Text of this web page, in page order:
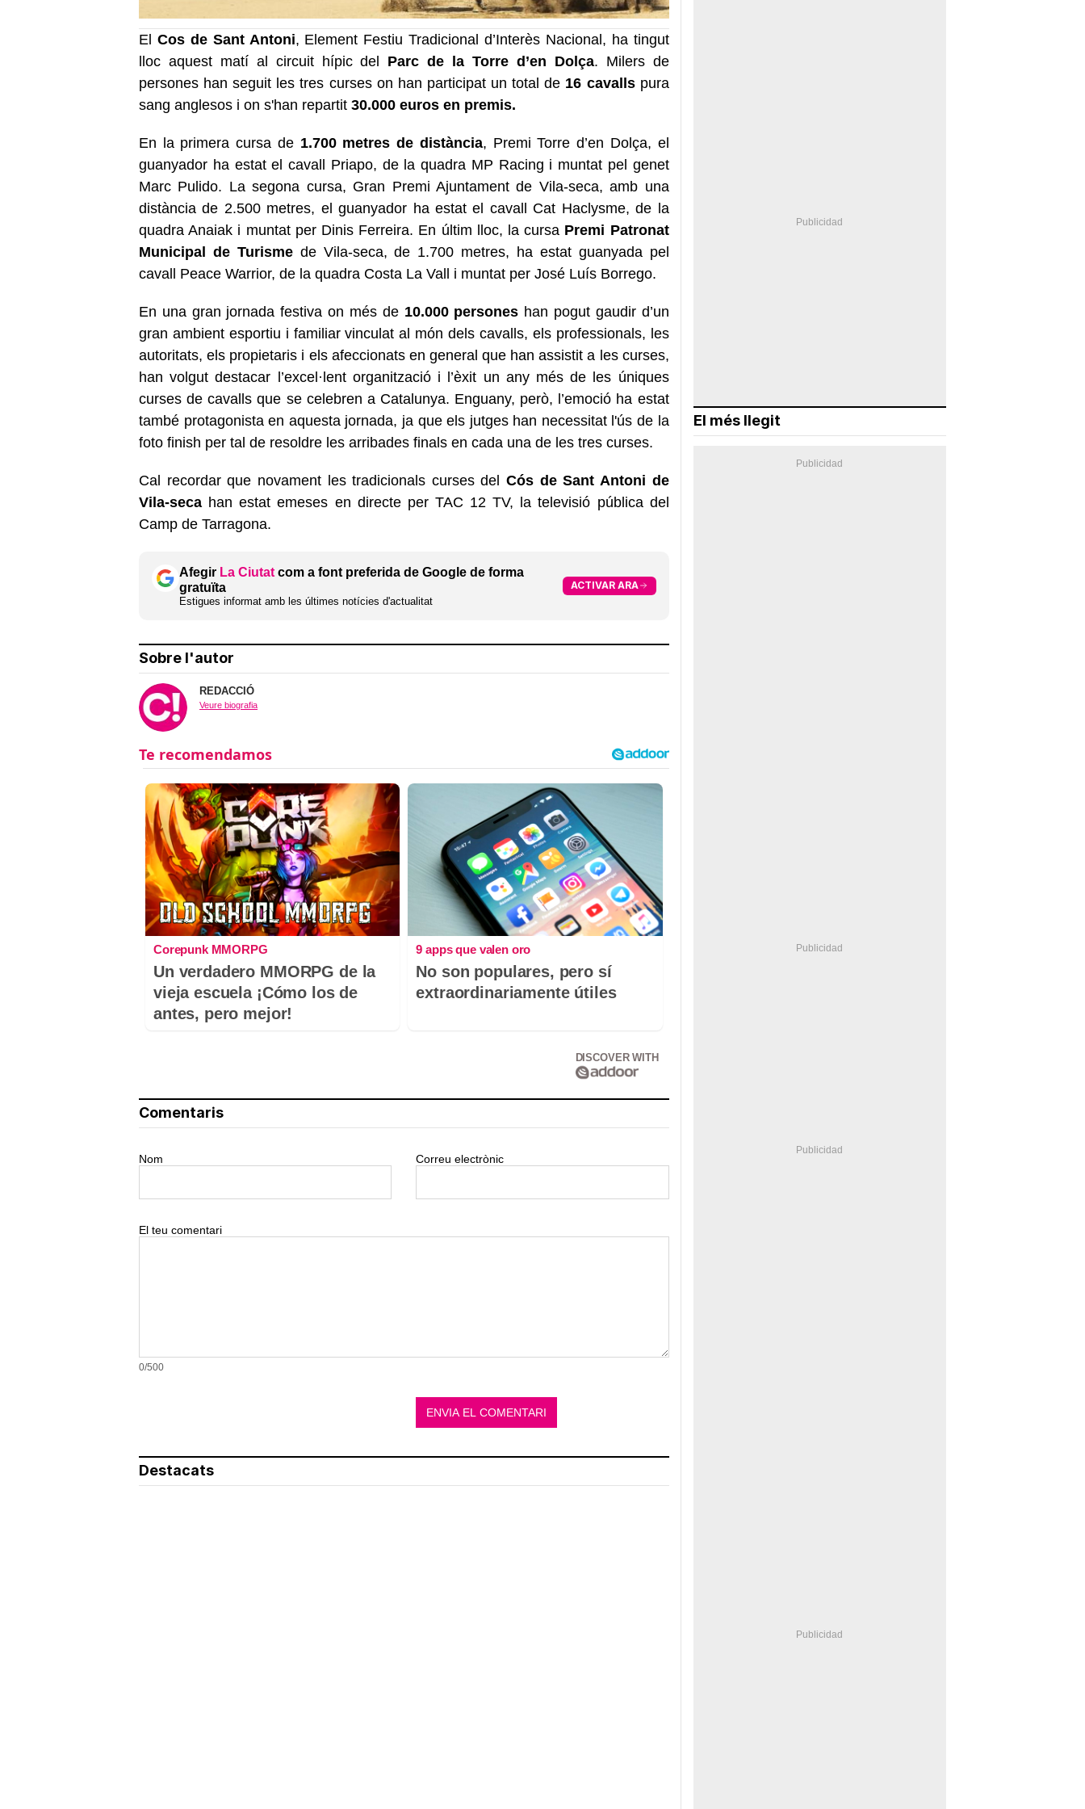
El Cos de Sant Antoni, Element Festiu Tradicional d’Interès Nacional, ha tingut
lloc aquest matí al circuit hípic del Parc de la Torre d’en Dolça. Milers de
persones han seguit lestres curses on han participat un total de 16 cavallspura
sang anglesos i on s'han repartit 30.000 euros en premis.
En la primera cursa de 1.700 metres de distància, Premi Torre d’en Dolça, el
guanyador ha estat el cavall Priapo, de la quadra MP Racing i muntat pel genet
Marc Pulido. La segona cursa, Gran Premi Ajuntament de Vila-seca, amb una
distància de 2.500 metres, el guanyador ha estat el cavall Cat Haclysme, de la
quadra Anaiak i muntat per Dinis Ferreira. En últim lloc, la cursa Premi Patronat
Municipal de Turismede Vila-seca, de 1.700 metres, ha estat guanyada pel
cavall Peace Warrior, de la quadra Costa La Vall i muntat per José Luís Borrego.
En una gran jornada festiva on més de 10.000 persones han pogut gaudir d’un
gran ambient esportiu i familiar vinculat al món dels cavalls, els professionals, les
autoritats, els propietaris i els afeccionats en general que han assistit a les curses,
han volgut destacar l’excel·lent organització i l’èxit un any més de les úniques
curses de cavalls que se celebren a Catalunya. Enguany, però, l’emoció ha estat
també protagonista en aquesta jornada, ja que els jutges han necessitat l'ús de la
foto finish per tal de resoldre les arribades finals en cada una de les tres curses.
Cal recordar que novament les tradicionals curses delCós de Sant Antoni de
Vila-seca han estat emeses en directe per TAC 12 TV, la televisió pública del
Camp de Tarragona.
Afegir La Ciutat com a font preferida de Google de forma
gratuïta
Estigues informat amb les últimes notícies d'actualitat
ACTIVAR ARA
Sobre l'autor
REDACCIÓ
Veure biografia
Corepunk MMORPG
Un verdadero MMORPG de la
vieja escuela ¡Cómo los de
antes, pero mejor!
9 apps que valen oro
No son populares, pero sí
extraordinariamente útiles
DISCOVER WITH
Comentaris
Nom Correu electrònic
El teu comentari
0/500
Destacats
El més llegit